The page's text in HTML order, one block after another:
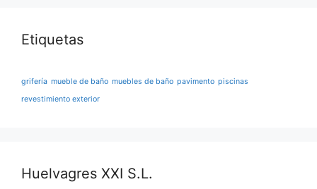
Etiquetas
grifería mueble de baño muebles de baño pavimento piscinas
revestimiento exterior
Huelvagres XXI S.L.